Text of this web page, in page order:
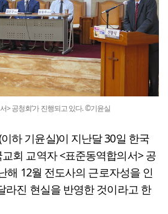
> 공청회’가 진행되고 있다. ©기윤실
하 기윤실)이 지난달 30일 한국
교회 교역자 <표준동역합의서> 공
해 12월 전도사의 근로자성을 인
라진 현실을 반영한 것이라고 한